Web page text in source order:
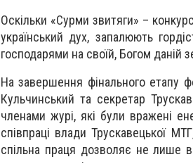
Оскільки «Сурми звитяги» –
український дух, запалюють
господарями на своїй, Богом даній
На завершення фінального етапу
Кульчинський та секретар
членами журі, які були вражені
співпраці влади Трускавецької
спільна праця дозволяє не лише